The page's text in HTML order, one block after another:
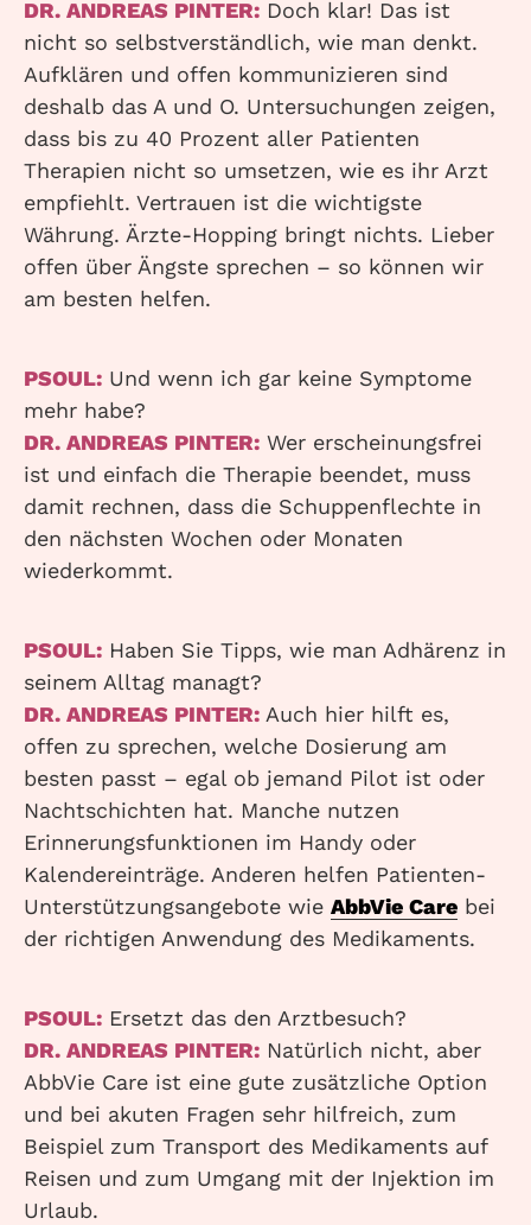
DR. ANDREAS PINTER: Doch klar! Das ist
nicht so selbstverständlich, wie man denkt.
Aufklären und offen kommunizieren sind
deshalb das A und O. Untersuchungen zeigen,
dass bis zu 40 Prozent aller Patienten
Therapien nicht so umsetzen, wie es ihr Arzt
empfiehlt. Vertrauen ist die wichtigste
Währung. Ärzte-Hopping bringt nichts. Lieber
offen über Ängste sprechen – so können wir
am besten helfen.
PSOUL: Und wenn ich gar keine Symptome
mehr habe?
DR. ANDREAS PINTER: Wer erscheinungsfrei
ist und einfach die Therapie beendet, muss
damit rechnen, dass die Schuppenflechte in
den nächsten Wochen oder Monaten
wiederkommt.
PSOUL: Haben Sie Tipps, wie man Adhärenz in
seinem Alltag managt?
DR. ANDREAS PINTER: Auch hier hilft es,
offen zu sprechen, welche Dosierung am
besten passt – egal ob jemand Pilot ist oder
Nachtschichten hat. Manche nutzen
Erinnerungsfunktionen im Handy oder
Kalendereinträge. Anderen helfen Patienten-
Unterstützungsangebote wie AbbVie Care bei
der richtigen Anwendung des Medikaments.
PSOUL: Ersetzt das den Arztbesuch?
DR. ANDREAS PINTER: Natürlich nicht, aber
AbbVie Care ist eine gute zusätzliche Option
und bei akuten Fragen sehr hilfreich, zum
Beispiel zum Transport des Medikaments auf
Reisen und zum Umgang mit der Injektion im
Urlaub.